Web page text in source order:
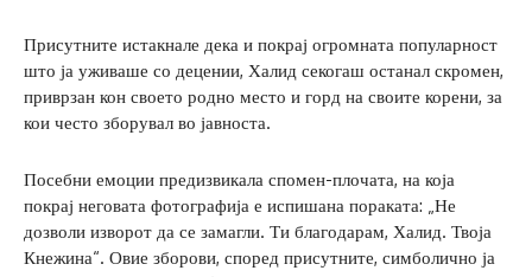
Присутните истакнале дека и покрај огромната популарност
што ја уживаше со децении, Халид секогаш останал скромен,
приврзан кон своето родно место и горд на своите корени, за
кои често зборувал во јавноста.
Посебни емоции предизвикала спомен-плочата, на која
покрај неговата фотографија е испишана пораката: „Не
дозволи изворот да се замагли. Ти благодарам, Халид. Твоја
Кнежина“. Овие зборови, според присутните, симболично ја